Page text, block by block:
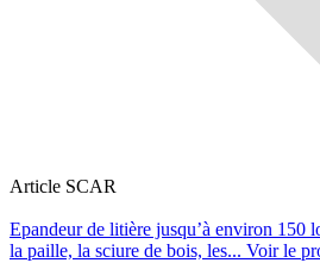
Article SCAR
Epandeur de litière jusqu’à environ 150
la paille, la sciure de bois, les... Voir le